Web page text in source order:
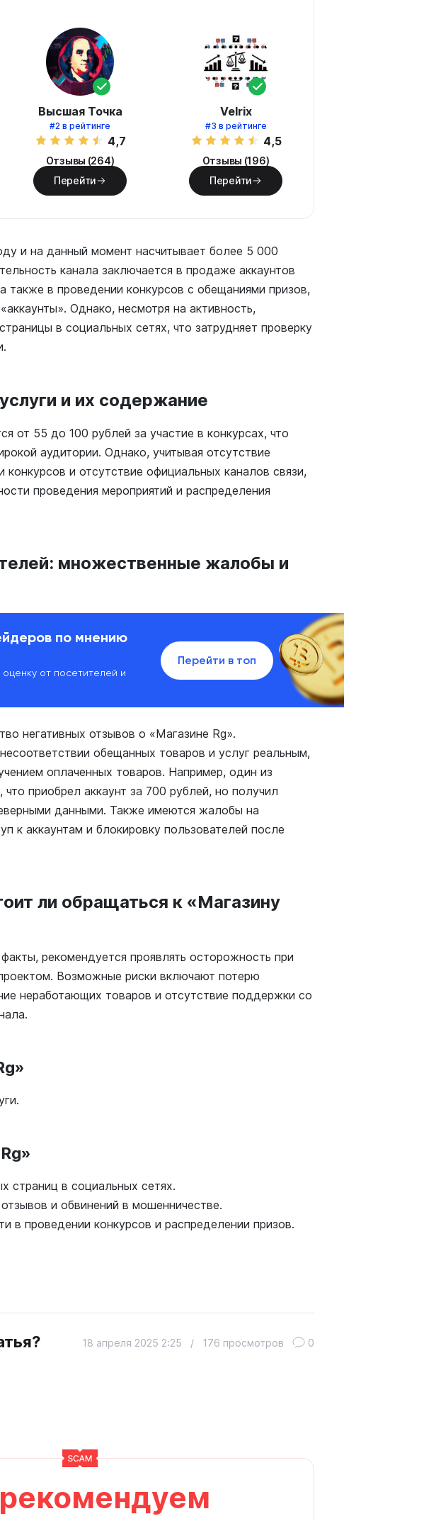
Высшая Точка
#2 в рейтинге
4,7
Отзывы (264)
Перейти
Velrix
#3 в рейтинге
4,5
Отзывы (196)
Перейти
и на данный момент насчитывает более 5 000
канала заключается в продаже аккаунтов
также в проведении конкурсов с обещаниями призов,
Однако, несмотря на активность,
в социальных сетях, что затрудняет проверку
и их содержание
от 55 до 100 рублей за участие в конкурсах, что
аудитории. Однако, учитывая отсутствие
конкурсов и отсутствие официальных каналов связи,
проведения мероприятий и распределения
множественные жалобы и
по мнению
от посетителей и
Перейти в топ
негативных отзывов о «Магазине Rg».
обещанных товаров и услуг реальным,
оплаченных товаров. Например, один из
приобрел аккаунт за 700 рублей, но получил
данными. Также имеются жалобы на
к аккаунтам и блокировку пользователей после
ли обращаться к «Магазину
рекомендуется проявлять осторожность при
Возможные риски включают потерю
неработающих товаров и отсутствие поддержки со
страниц в социальных сетях.
и обвинений в мошенничестве.
в проведении конкурсов и распределении призов.
18 апреля 2025 2:25 / 176 просмотров 0